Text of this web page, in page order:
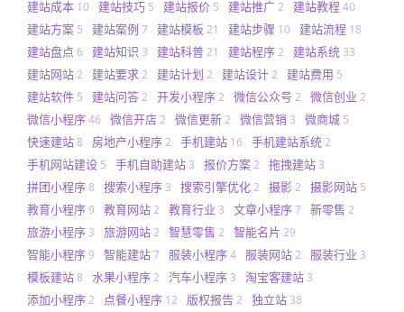
建站成本 10 建站技巧 5 建站报价 5 建站推广2 建站教程40
建站方案 5 建站案例 7 建站模板 21 建站步骤 10 建站流程 18
建站盘点 6 建站知识 3 建站科普21 建站程序2 建站系统 33
建站网站2 建站要求2 建站计划 2 建站设计2 建站费用 5
建站软件 5 建站问答2 开发小程序2 微信公众号 2 微信创业 2
微信小程序46 微信开店2 微信更新2 微信营销 3 微商城 5
快速建站8 房地产小程序2 手机建站 16 手机建站系统2
手机网站建设 5 手机自助建站 3 报价方案2 拖拽建站 3
拼团小程序8 搜索小程序 3 搜索引擎优化2 摄影2 摄影网站 5
教育小程序9 教育网站2 教育行业 3 文章小程序7 新零售 2
旅游小程序 3 旅游网站2 智慧零售 2 智能名片 29
智能小程序9 智能建站7 服装小程序4 服装网站2 服装行业 3
模板建站8 水果小程序2 汽车小程序 3 淘宝客建站 3
添加小程序2 点餐小程序 12 版权报告2 独立站 38